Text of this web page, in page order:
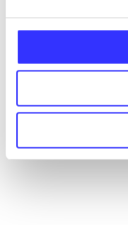
...
...
...